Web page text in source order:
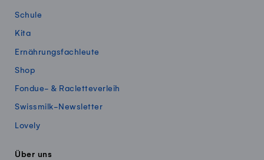
Schule
Kita
Ernährungsfachleute
Shop
Fondue- & Racletteverleih
Swissmilk-Newsletter
Lovely
Über uns